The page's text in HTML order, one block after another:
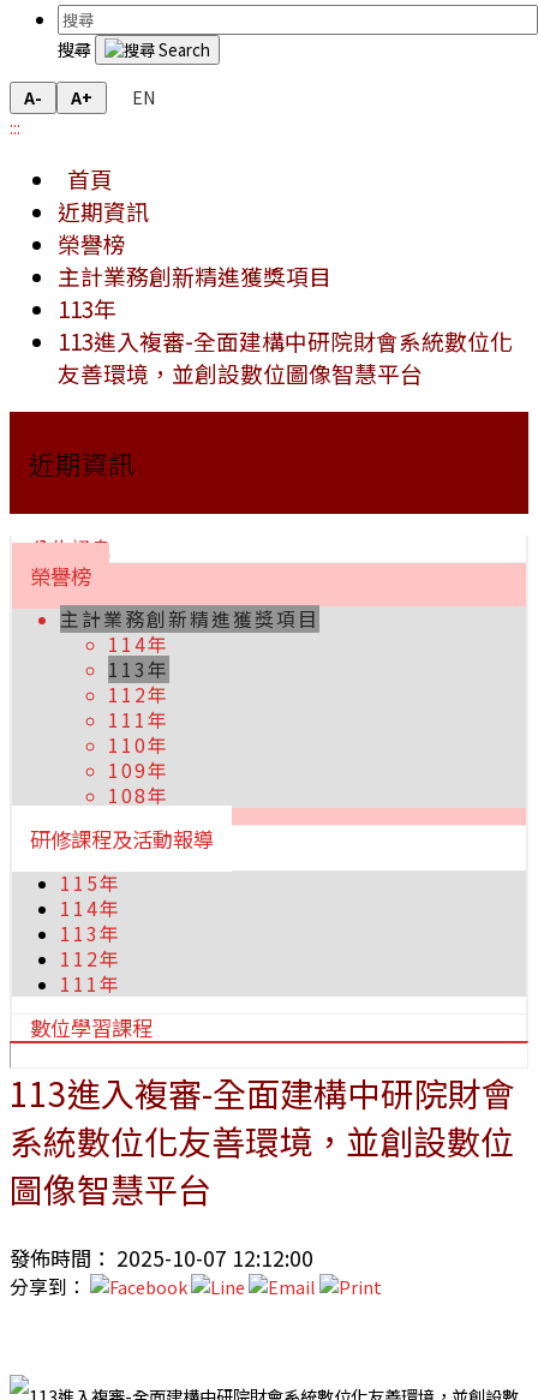
搜尋
A- A+
EN
:::
首頁
近期資訊
榮譽榜
主計業務創新精進獲獎項目
113年
113進入複審-全面建構中研院財會系統數位化
友善環境，並創設數位圖像智慧平台
近期資訊
公告訊息
榮譽榜
主計業務創新精進獲獎項目
114年
113年
112年
111年
110年
109年
108年
研修課程及活動報導
115年
114年
113年
112年
111年
數位學習課程
113進入複審-全面建構中研院財會
系統數位化友善環境，並創設數位
圖像智慧平台
發佈時間： 2025-10-07 12:12:00
分享到：